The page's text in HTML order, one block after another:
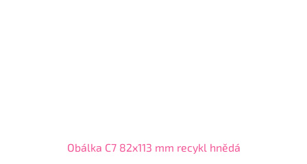
Obálka C7 82x113 mm recykl hnědá